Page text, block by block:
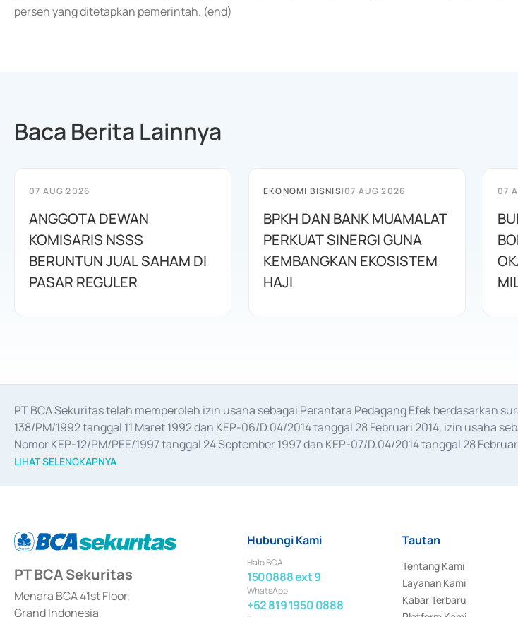
persen yang ditetapkan pemerintah. (end)
Baca Berita Lainnya
07 AUG 2026
ANGGOTA DEWAN
KOMISARIS NSSS
BERUNTUN JUAL SAHAM DI
PASAR REGULER
EKONOMI BISNIS|07 AUG 2026
BPKH DAN BANK MUAMALAT
PERKUAT SINERGI GUNA
KEMBANGKAN EKOSISTEM
HAJI
07
PT BCA Sekuritas telah memperoleh izin usaha sebagai Perantara Pedagang Efek berdasarkan
138/PM/1992 tanggal 11 Maret 1992 dan KEP-06/D.04/2014 tanggal 28 Februari 2014, izin usaha
Nomor KEP-12/PM/PEE/1997 tanggal 24 September 1997 dan KEP-07/D.04/2014 tanggal 28
merger, akuisisi, divestasi, dan
LIHAT SELENGKAPNYA
PT BCA Sekuritas
Menara BCA 41st Floor,
Grand Indonesia
Hubungi Kami
Halo BCA
1500888 ext 9
WhatsApp
+62 819 1950 0888
Tautan
Tentang Kami
Layanan Kami
Kabar Terbaru